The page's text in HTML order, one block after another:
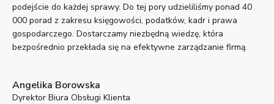
podejście do każdej sprawy. Do tej pory udzieliliśmy ponad 40
000 porad z zakresu księgowości, podatków, kadr i prawa
gospodarczego. Dostarczamy niezbędną wiedzę, która
bezpośrednio przekłada się na efektywne zarządzanie firmą.
Angelika Borowska
Dyrektor Biura Obsługi Klienta